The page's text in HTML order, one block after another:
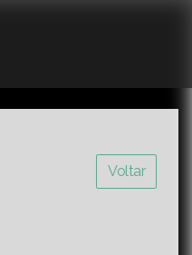
Voltar